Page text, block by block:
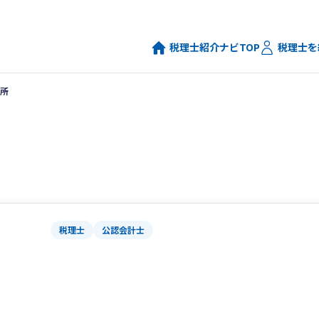
税理士紹介ナビTOP 税理士
税理士 公認会計士